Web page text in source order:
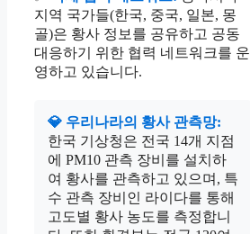
지역 국가들(한국, 중국, 일본, 몽
골)은 황사 정보를 공유하고 공동
대응하기 위한 협력 네트워크를 운
영하고 있습니다.
💎 우리나라의 황사 관측망:
한국 기상청은 전국 14개 지점
에 PM10 관측 장비를 설치하
여 황사를 관측하고 있으며, 특
수 관측 장비인 라이다를 통해
고도별 황사 농도를 측정합니